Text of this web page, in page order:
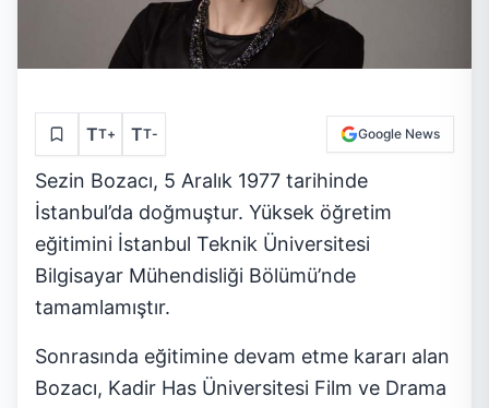
TT+ TT- Google News
Sezin Bozacı, 5 Aralık 1977 tarihinde
İstanbul’da doğmuştur. Yüksek öğretim
eğitimini İstanbul Teknik Üniversitesi
Bilgisayar Mühendisliği Bölümü’nde
tamamlamıştır.
Sonrasında eğitimine devam etme kararı alan
Bozacı, Kadir Has Üniversitesi Film ve Drama